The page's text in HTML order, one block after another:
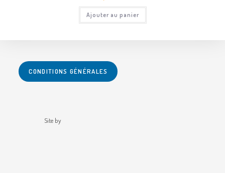
Ajouter au panier
CONDITIONS GÉNÉRALES
Site by